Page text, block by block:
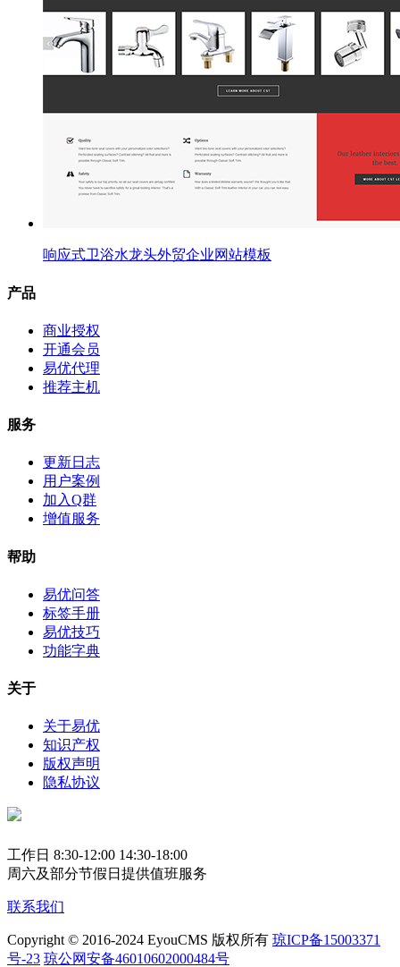
响应式卫浴水龙头外贸企业网站模板
产品
商业授权
开通会员
易优代理
推荐主机
服务
更新日志
用户案例
加入Q群
增值服务
帮助
易优问答
标签手册
易优技巧
功能字典
关于
关于易优
知识产权
版权声明
隐私协议
工作日 8:30-12:00 14:30-18:00
周六及部分节假日提供值班服务
联系我们
Copyright © 2016-2024 EyouCMS 版权所有 琼ICP备15003371
号-23 琼公网安备46010602000484号